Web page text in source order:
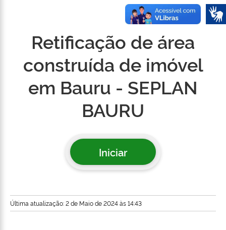
Retificação de área
construída de imóvel
em Bauru - SEPLAN
BAURU
Iniciar
Última atualização: 2 de Maio de 2024 às 14:43